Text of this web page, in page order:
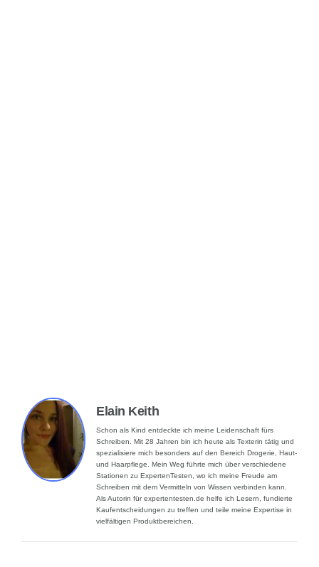
Elain Keith
Schon als Kind entdeckte ich meine Leidenschaft fürs
Schreiben. Mit 28 Jahren bin ich heute als Texterin tätig und
spezialisiere mich besonders auf den Bereich Drogerie, Haut-
und Haarpflege. Mein Weg führte mich über verschiedene
Stationen zu ExpertenTesten, wo ich meine Freude am
Schreiben mit dem Vermitteln von Wissen verbinden kann.
Als Autorin für expertentesten.de helfe ich Lesern, fundierte
Kaufentscheidungen zu treffen und teile meine Expertise in
vielfältigen Produktbereichen.